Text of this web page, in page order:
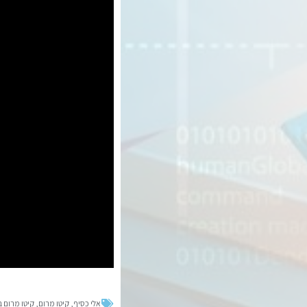
אלי כסיף קיטו מרום קיטו מרום